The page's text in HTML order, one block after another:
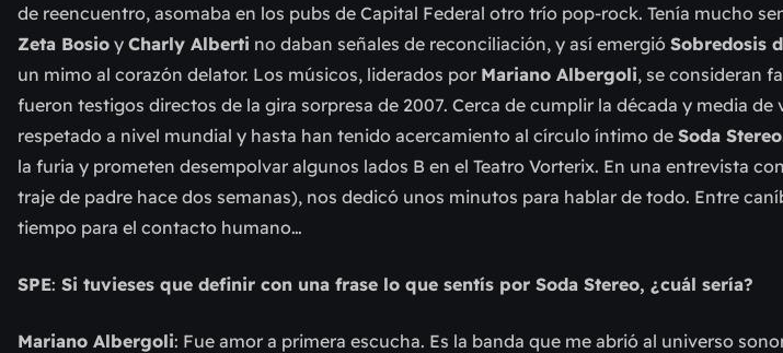
de reencuentro, asomaba en los pubs de Capital Federal otro trío pop-rock. Tenía mucho
Zeta Bosio y Charly Alberti no daban señales de reconciliación, y así emergió Sobredosis
un mimo al corazón delator. Los músicos, liderados por Mariano Albergoli, se consideran
fueron testigos directos de la gira sorpresa de 2007. Cerca de cumplir la década y media
respetado a nivel mundial y hasta han tenido acercamiento al círculo íntimo de Soda Stereo
la furia y prometen desempolvar algunos lados B en el Teatro Vorterix. En una entrevista
traje de padre hace dos semanas), nos dedicó unos minutos para hablar de todo. Entre
tiempo para el contacto humano…
SPE: Si tuvieses que definir con una frase lo que sentís por Soda Stereo, ¿cuál sería?
Mariano Albergoli: Fue amor a primera escucha. Es la banda que me abrió al universo